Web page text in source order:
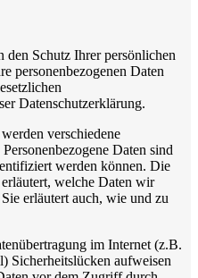
den Schutz Ihrer persönlichen
personenbezogenen Daten
Datenschutzerklärung.
verschiedene
Daten sind
werden können. Die
welche Daten wir
erläutert auch, wie und zu
im Internet (z.B.
Sicherheitslücken aufweisen